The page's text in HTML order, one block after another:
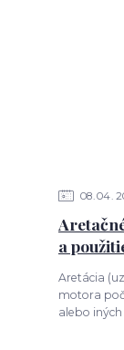
08 04
a
Aretácia
motora
alebo iných